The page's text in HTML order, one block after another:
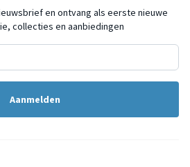
en ontvang als eerste nieuwe
collecties en aanbiedingen
Aanmelden